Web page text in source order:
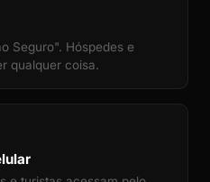
Seguro". Hóspedes e
qualquer coisa.